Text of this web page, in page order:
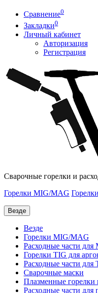
Сравнение0
Закладки0
Личный кабинет
Авторизация
Регистрация
Сварочные горелки и
Горелки MIG/MAG
Везде
Везде
Горелки MIG/MAG
Расходные части
Горелки TIG для
Расходные части для
Сварочные маски
Плазменные горелки
Расходные части для